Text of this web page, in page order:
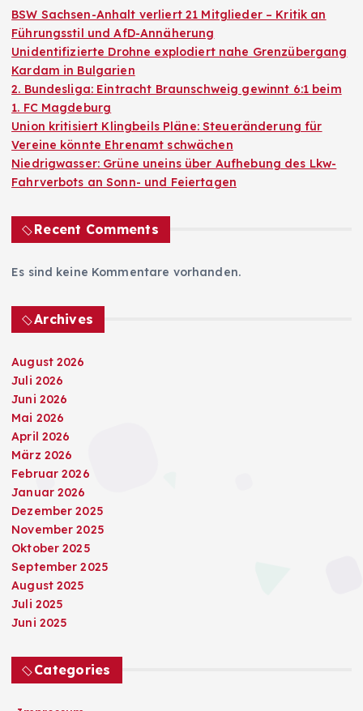
BSW Sachsen-Anhalt verliert 21 Mitglieder – Kritik an
Führungsstil und AfD-Annäherung
Unidentifizierte Drohne explodiert nahe Grenzübergang
Kardam in Bulgarien
2. Bundesliga: Eintracht Braunschweig gewinnt 6:1 beim
1. FC Magdeburg
Union kritisiert Klingbeils Pläne: Steueränderung für
Vereine könnte Ehrenamt schwächen
Niedrigwasser: Grüne uneins über Aufhebung des Lkw-
Fahrverbots an Sonn- und Feiertagen
Recent Comments
Es sind keine Kommentare vorhanden.
Archives
August 2026
Juli 2026
Juni 2026
Mai 2026
April 2026
März 2026
Februar 2026
Januar 2026
Dezember 2025
November 2025
Oktober 2025
September 2025
August 2025
Juli 2025
Juni 2025
Categories